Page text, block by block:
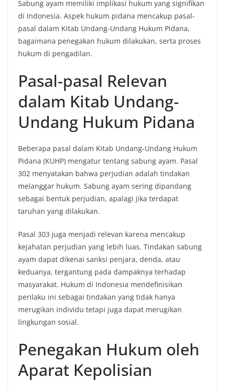
Sabung ayam memiliki implikasi hukum yang signifikan
di Indonesia. Aspek hukum pidana mencakup pasal-
pasal dalam Kitab Undang-Undang Hukum Pidana,
bagaimana penegakan hukum dilakukan, serta proses
hukum di pengadilan.
Pasal-pasal Relevan
dalam Kitab Undang-
Undang Hukum Pidana
Beberapa pasal dalam Kitab Undang-Undang Hukum
Pidana (KUHP) mengatur tentang sabung ayam. Pasal
302 menyatakan bahwa perjudian adalah tindakan
melanggar hukum. Sabung ayam sering dipandang
sebagai bentuk perjudian, apalagi jika terdapat
taruhan yang dilakukan.
Pasal 303 juga menjadi relevan karena mencakup
kejahatan perjudian yang lebih luas. Tindakan sabung
ayam dapat dikenai sanksi penjara, denda, atau
keduanya, tergantung pada dampaknya terhadap
masyarakat. Hukum di Indonesia mendefinisikan
perilaku ini sebagai tindakan yang tidak hanya
merugikan individu tetapi juga dapat merugikan
lingkungan sosial.
Penegakan Hukum oleh
Aparat Kepolisian